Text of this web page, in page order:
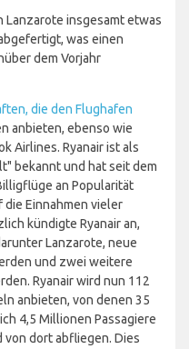
Lanzarote insgesamt etwas
was einen
dem Vorjahr
die den Flughafen
anbieten, ebenso wie
Airlines. Ryanair ist als
bekannt und hat seit dem
an Popularität
Einnahmen vieler
kündigte Ryanair an,
Lanzarote, neue
und zwei weitere
Ryanair wird nun 112
anbieten, von denen 35
4,5 Millionen Passagiere
von dort abfliegen. Dies